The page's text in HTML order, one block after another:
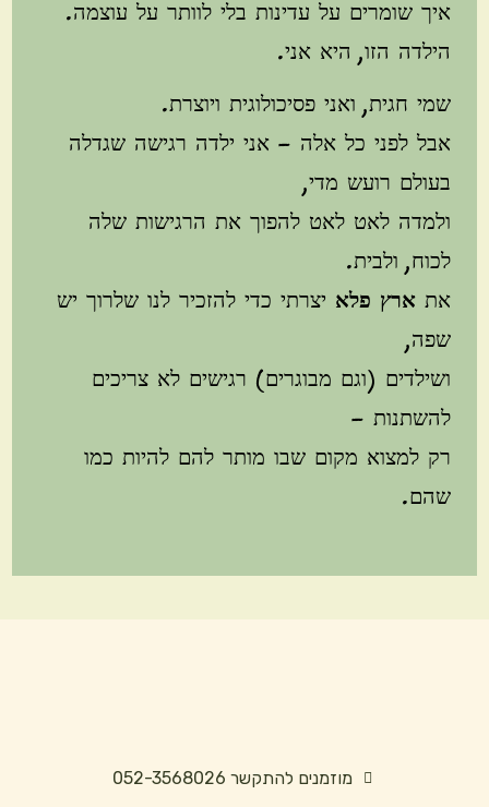
איך שומרים על עדינות בלי לוותר על עוצמה.
הילדה הזו, היא אני.
שמי חגית, ואני פסיכולוגית ויוצרת.
אבל לפני כל אלה – אני ילדה רגישה שגדלה
בעולם רועש מדי,
ולמדה לאט לאט להפוך את הרגישות שלה
לכוח, ולבית.
אתארץ פלא יצרתי כדי להזכיר לנו שלרוך יש
שפה,
ושילדים (וגם מבוגרים) רגישים לא צריכים
להשתנות –
רק למצוא מקום שבו מותר להם להיות כמו
שהם.
מוזמנים להתקשר 052-3568026